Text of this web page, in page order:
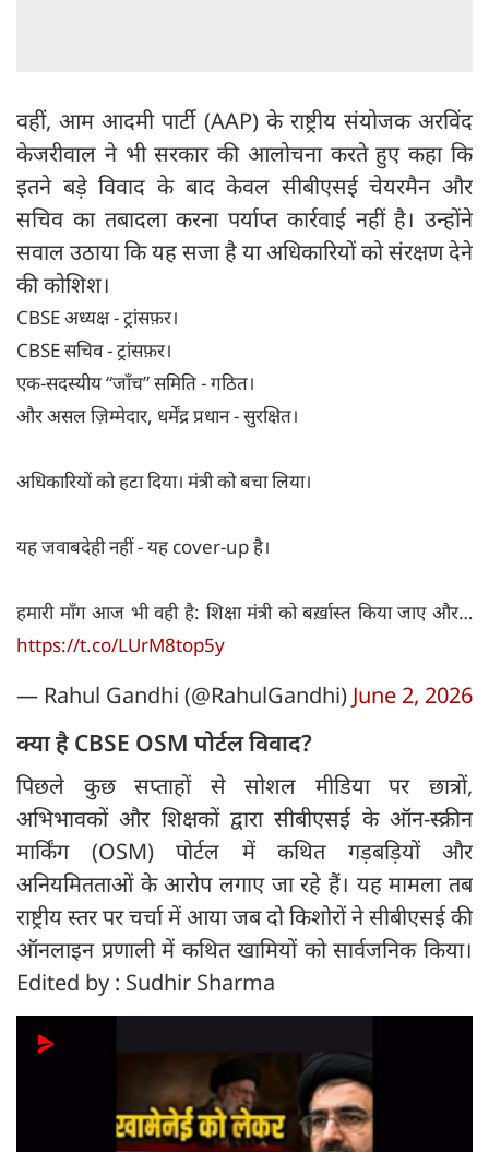
वहीं, आम आदमी पार्टी (AAP) के राष्ट्रीय संयोजक अरविंद
केजरीवाल ने भी सरकार की आलोचना करते हुए कहा कि
इतने बड़े विवाद के बाद केवल सीबीएसई चेयरमैन और
सचिव का तबादला करना पर्याप्त कार्रवाई नहीं है। उन्होंने
सवाल उठाया कि यह सजा है या अधिकारियों को संरक्षण देने
की कोशिश।
CBSE अध्यक्ष - ट्रांसफ़र।
CBSE सचिव - ट्रांसफ़र।
एक-सदस्यीय “जाँच” समिति - गठित।
और असल ज़िम्मेदार, धर्मेंद्र प्रधान - सुरक्षित।
अधिकारियों को हटा दिया। मंत्री को बचा लिया।
यह जवाबदेही नहीं - यह cover-up है।
हमारी माँग आज भी वही है: शिक्षा मंत्री को बर्ख़ास्त किया जाए और…
https://t.co/LUrM8top5y
— Rahul Gandhi (@RahulGandhi) June 2, 2026
क्या है CBSE OSM पोर्टल विवाद?
पिछले कुछ सप्ताहों से सोशल मीडिया पर छात्रों,
अभिभावकों और शिक्षकों द्वारा सीबीएसई के ऑन-स्क्रीन
मार्किंग (OSM) पोर्टल में कथित गड़बड़ियों और
अनियमितताओं के आरोप लगाए जा रहे हैं। यह मामला तब
राष्ट्रीय स्तर पर चर्चा में आया जब दो किशोरों ने सीबीएसई की
ऑनलाइन प्रणाली में कथित खामियों को सार्वजनिक किया।
Edited by : Sudhir Sharma